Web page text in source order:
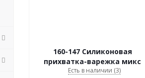
160-147 Силиконовая
прихватка-варежка микс
Есть в наличии (3)